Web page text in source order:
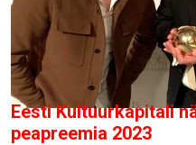
Eesti Kultuurkapitali
peapreemia 2023